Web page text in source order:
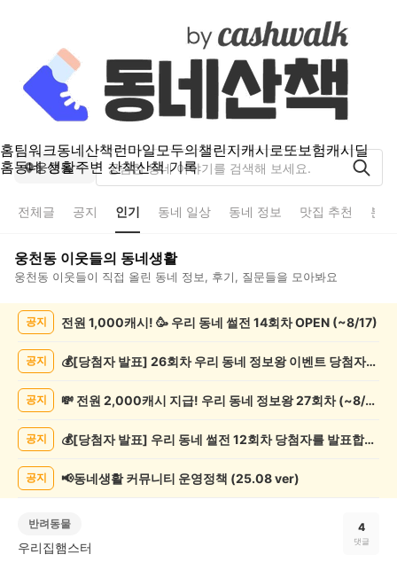
홈팀워크동네산책런마일모두의챌린지캐시로또보험캐시딜
홈동네 생활주변 산책산책 기록
웅천동
전체글 공지 인기 동네 일상 동네 정보 맛집 추천 분
웅천동 이웃들의 동네생활
웅천동 이웃들이 직접 올린 동네 정보, 후기, 질문들을 모아봐요
공지 전원 1,000캐시! 🥳 우리 동네 썰전 14회차 OPEN (~8/17)
공지 💰[당첨자 발표] 26회차 우리 동네 정보왕 이벤트 당첨자를 발표합니다!
공지 💸 전원 2,000캐시 지급! 우리 동네 정보왕 27회차 (~8/10)
공지 💰[당첨자 발표] 우리 동네 썰전 12회차 당첨자를 발표합니다!
공지 📢동네생활 커뮤니티 운영정책 (25.08 ver)
반려동물
우리집햄스터
4
댓글